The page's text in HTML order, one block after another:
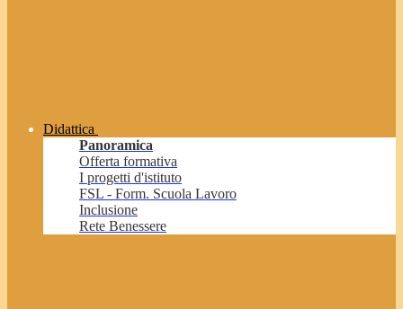
Didattica
Panoramica
Offerta formativa
I progetti d'istituto
FSL - Form. Scuola Lavoro
Inclusione
Rete Benessere